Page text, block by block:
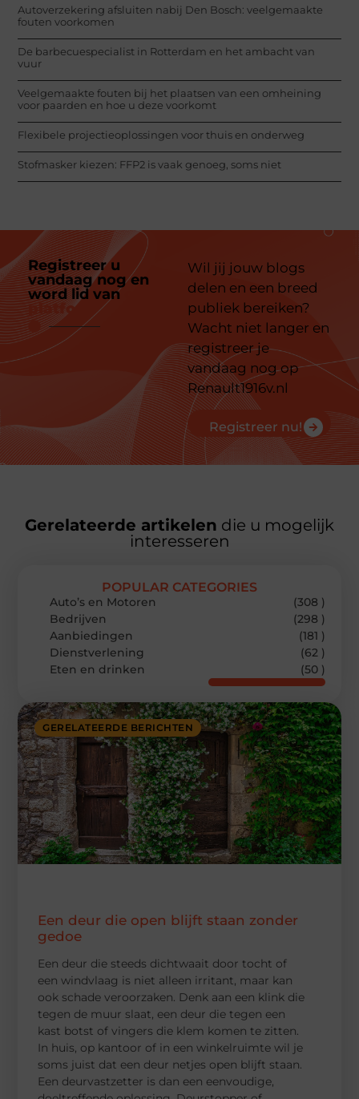
Autoverzekering afsluiten nabij Den Bosch: veelgemaakte
fouten voorkomen
De barbecuespecialist in Rotterdam en het ambacht van
vuur
Veelgemaakte fouten bij het plaatsen van een omheining
voor paarden en hoe u deze voorkomt
Flexibele projectieoplossingen voor thuis en onderweg
Stofmasker kiezen: FFP2 is vaak genoeg, soms niet
Registreer u
vandaag nog en
word lid van
platform
Wil jij jouw blogs
delen en een breed
publiek bereiken?
Wacht niet langer en
registreer je
vandaag nog op
Renault1916v.nl
Registreer nu!
Gerelateerde artikelen die u mogelijk
interesseren
GERELATEERDE BERICHTEN
Een deur die open blijft staan zonder
gedoe
Een deur die steeds dichtwaait door tocht of
een windvlaag is niet alleen irritant, maar kan
ook schade veroorzaken. Denk aan een klink die
tegen de muur slaat, een deur die tegen een
kast botst of vingers die klem komen te zitten.
In huis, op kantoor of in een winkelruimte wil je
soms juist dat een deur netjes open blijft staan.
Een deurvastzetter is dan een eenvoudige,
POPULAR CATEGORIES
Auto’s en Motoren
(308 )
Bedrijven
(298 )
Aanbiedingen
(181 )
Dienstverlening
(62 )
Eten en drinken
(50 )